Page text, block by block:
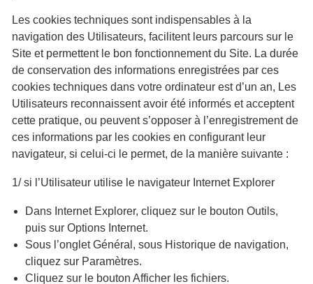
Les cookies techniques sont indispensables à la
navigation des Utilisateurs, facilitent leurs parcours sur le
Site et permettent le bon fonctionnement du Site. La durée
de conservation des informations enregistrées par ces
cookies techniques dans votre ordinateur est d’un an, Les
Utilisateurs reconnaissent avoir été informés et acceptent
cette pratique, ou peuvent s’opposer à l’enregistrement de
ces informations par les cookies en configurant leur
navigateur, si celui-ci le permet, de la manière suivante :
1/ si l’Utilisateur utilise le navigateur Internet Explorer
Dans Internet Explorer, cliquez sur le bouton Outils,
puis sur Options Internet.
Sous l’onglet Général, sous Historique de navigation,
cliquez sur Paramètres.
Cliquez sur le bouton Afficher les fichiers.